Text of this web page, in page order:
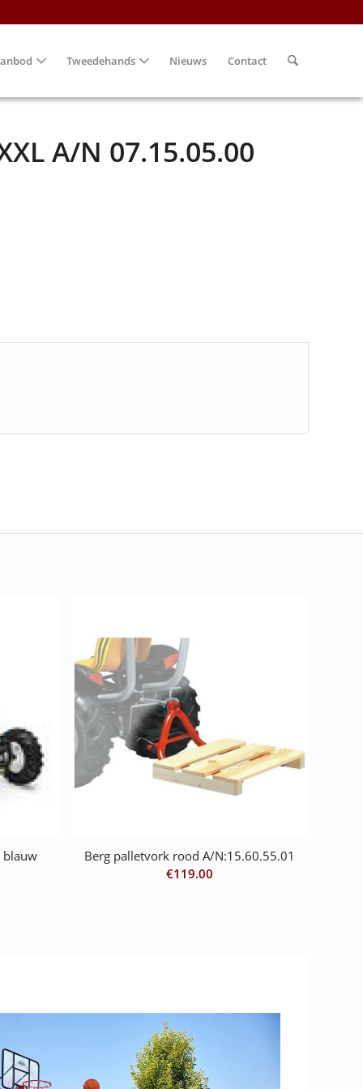
Tweedehands Nieuws Contact
A/N 07.15.05.00
blauw
Berg palletvork rood A/N:15.60.55.01
€119.00